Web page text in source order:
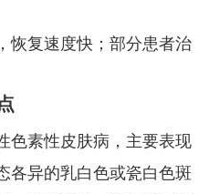
恢复速度快；部分患者治
色素性皮肤病，主要表现
各异的乳白色或瓷白色斑